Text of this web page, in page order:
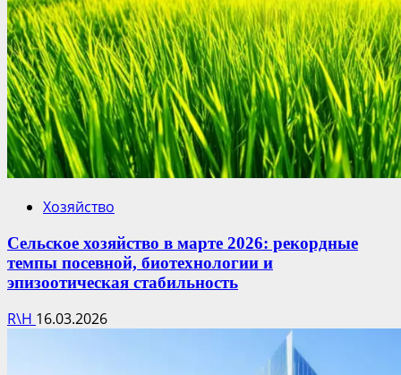
Хозяйство
Сельское хозяйство в марте 2026: рекордные
темпы посевной, биотехнологии и
эпизоотическая стабильность
R\H 16.03.2026